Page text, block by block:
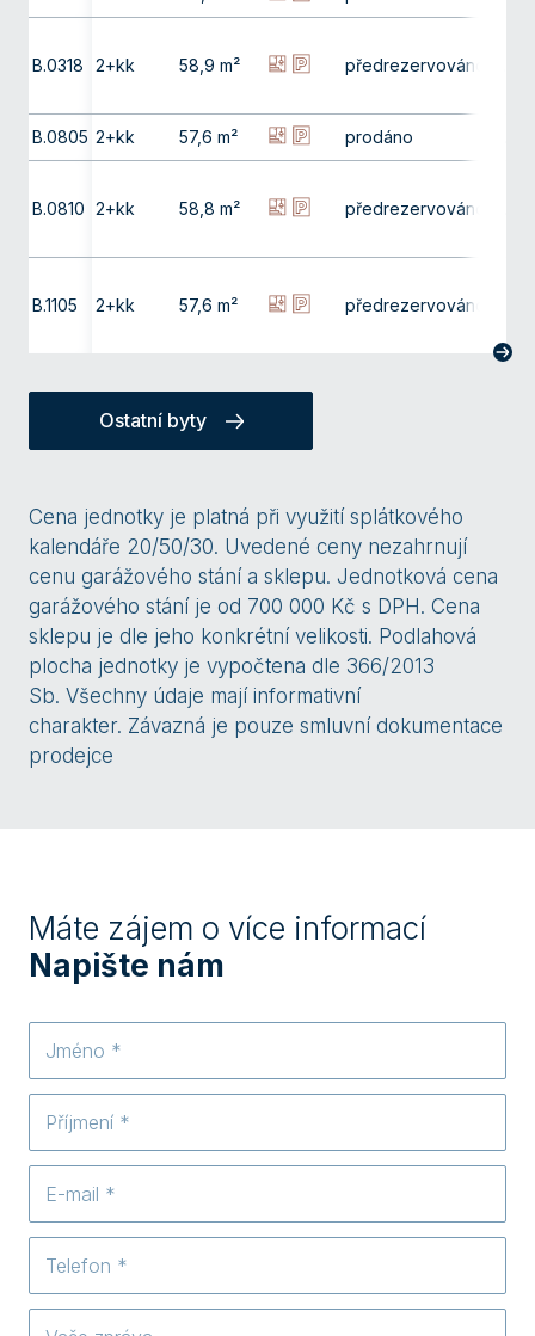
B.0318 2+kk 58,9 m² předrezervováno
B.0805 2+kk 57,6 m² prodáno
B.0810 2+kk 58,8 m² předrezervováno
B.1105 2+kk 57,6 m² předrezervováno
Ostatní byty
Cena jednotky je platná při využití splátkového
kalendáře 20/50/30. Uvedené ceny nezahrnují
cenu garážového stání a sklepu. Jednotková cena
garážového stání je od 700 000 Kč s DPH. Cena
sklepu je dle jeho konkrétní velikosti. Podlahová
plocha jednotky je vypočtena dle 366/2013
Sb. Všechny údaje mají informativní
charakter. Závazná je pouze smluvní dokumentace
prodejce
Máte zájem o více informací
Napište nám